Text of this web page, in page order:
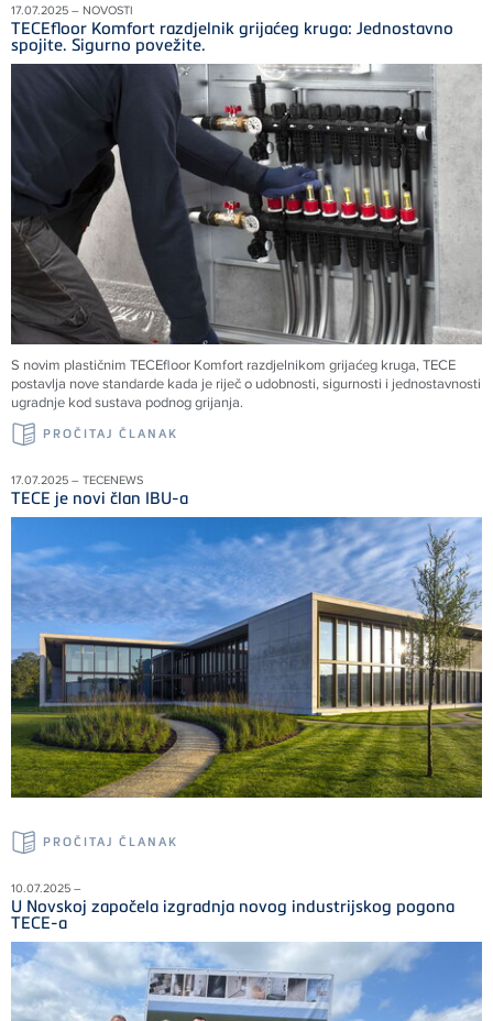
17.07.2025 – NOVOSTI
TECEfloor Komfort razdjelnik grijaćeg kruga: Jednostavno
spojite. Sigurno povežite.
S novim plastičnim TECEfloor Komfort razdjelnikom grijaćeg kruga, TECE
postavlja nove standarde kada je riječ o udobnosti, sigurnosti i jednostavnosti
ugradnje kod sustava podnog grijanja.
PROČITAJ ČLANAK
17.07.2025 – TECENEWS
TECE je novi član IBU-a
PROČITAJ ČLANAK
10.07.2025 –
U Novskoj započela izgradnja novog industrijskog pogona
TECE-a